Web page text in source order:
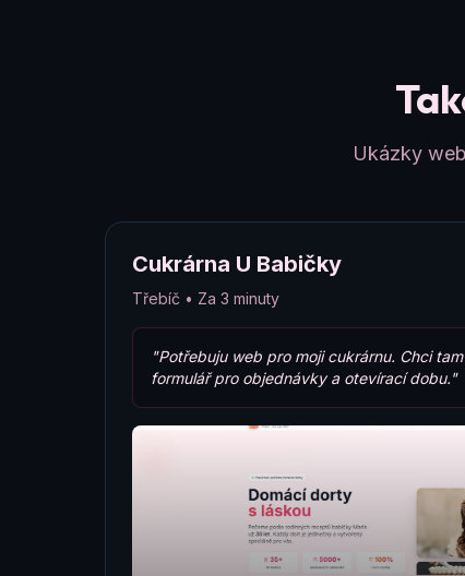
Ukázky
Cukrárna U Babičky
Třebíč • Za 3 minuty
"Potřebuju web pro moji cukrárnu. Chci
formulář pro objednávky a otevírací dobu."